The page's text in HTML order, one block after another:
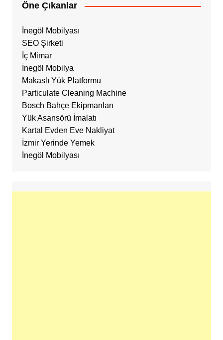
Öne Çıkanlar
İnegöl Mobilyası
SEO Şirketi
İç Mimar
İnegöl Mobilya
Makaslı Yük Platformu
Particulate Cleaning Machine
Bosch Bahçe Ekipmanları
Yük Asansörü İmalatı
Kartal Evden Eve Nakliyat
İzmir Yerinde Yemek
İnegöl Mobilyası